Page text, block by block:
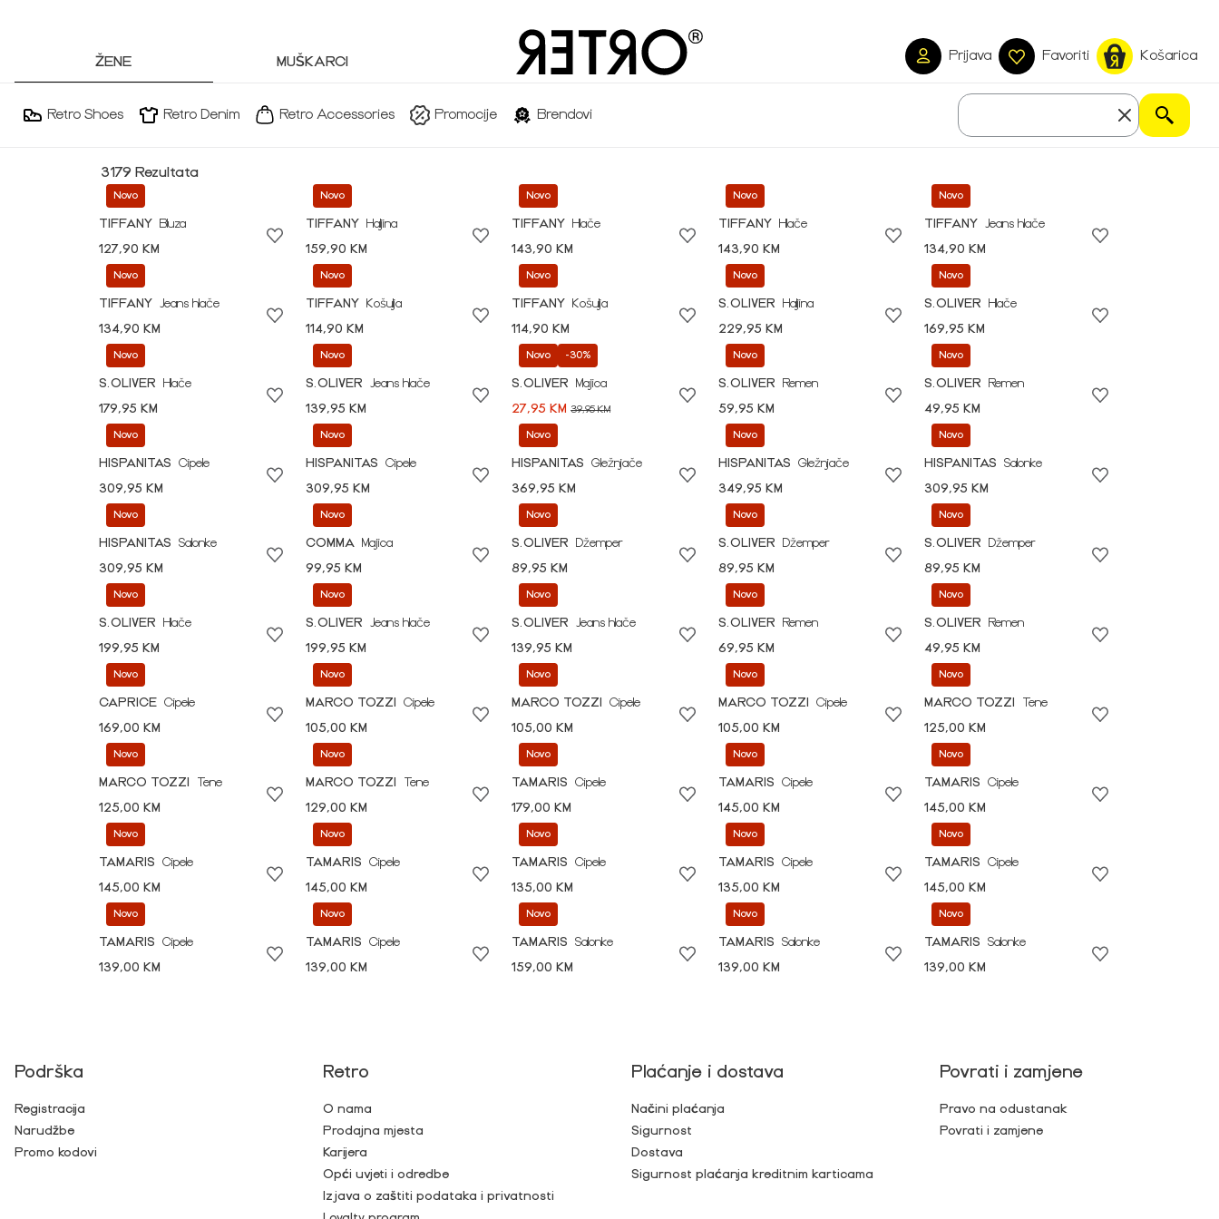
ŽENE MUŠKARCI Prijava Favoriti Košarica
Retro Shoes Retro Denim Retro Accessories Promocije Brendovi
3179 Rezultata
Novo
TIFFANY
Bluza
127,90 KM
Novo
TIFFANY
Haljina
159,90 KM
Novo
TIFFANY
Hlače
143,90 KM
Novo
TIFFANY
Hlače
143,90 KM
Novo
TIFFANY
Jeans hlače
134,90 KM
Novo
TIFFANY
Jeans hlače
134,90 KM
Novo
TIFFANY
Košulja
114,90 KM
Novo
TIFFANY
Košulja
114,90 KM
Novo
S.OLIVER
Haljina
229,95 KM
Novo
S.OLIVER
Hlače
169,95 KM
Novo
S.OLIVER
Hlače
179,95 KM
Novo
S.OLIVER
Jeans hlače
139,95 KM
Novo -30%
S.OLIVER
Majica
27,95 KM39,95 KM
Novo
S.OLIVER
Remen
59,95 KM
Novo
S.OLIVER
Remen
49,95 KM
Novo
HISPANITAS
Cipele
309,95 KM
Novo
HISPANITAS
Cipele
309,95 KM
Novo
HISPANITAS
Gležnjače
369,95 KM
Novo
HISPANITAS
Gležnjače
349,95 KM
Novo
HISPANITAS
Salonke
309,95 KM
Novo
HISPANITAS
Salonke
309,95 KM
Novo
COMMA
Majica
99,95 KM
Novo
S.OLIVER
Džemper
89,95 KM
Novo
S.OLIVER
Džemper
89,95 KM
Novo
S.OLIVER
Džemper
89,95 KM
Novo
S.OLIVER
Hlače
199,95 KM
Novo
S.OLIVER
Jeans hlače
199,95 KM
Novo
S.OLIVER
Jeans hlače
139,95 KM
Novo
S.OLIVER
Remen
69,95 KM
Novo
S.OLIVER
Remen
49,95 KM
Novo
CAPRICE Cipele
169,00 KM
Novo
MARCO TOZZI
Cipele
105,00 KM
Novo
MARCO TOZZI
Cipele
105,00 KM
Novo
MARCO TOZZI
Cipele
105,00 KM
Novo
MARCO TOZZI
Tene
125,00 KM
Novo
MARCO TOZZI
Tene
125,00 KM
Novo
MARCO TOZZI
Tene
129,00 KM
Novo
TAMARIS
Cipele
179,00 KM
Novo
TAMARIS
Cipele
145,00 KM
Novo
TAMARIS
Cipele
145,00 KM
Novo
TAMARIS
Cipele
145,00 KM
Novo
TAMARIS
Cipele
145,00 KM
Novo
TAMARIS
Cipele
135,00 KM
Novo
TAMARIS
Cipele
135,00 KM
Novo
TAMARIS
Cipele
145,00 KM
Novo
TAMARIS
Cipele
139,00 KM
Novo
TAMARIS
Cipele
139,00 KM
Novo
TAMARIS
Salonke
159,00 KM
Novo
TAMARIS
Salonke
139,00 KM
Novo
TAMARIS
Salonke
139,00 KM
Podrška
Registracija
Narudžbe
Promo kodovi
Retro
O nama
Prodajna mjesta
Karijera
Opći uvjeti i odredbe
Izjava o zaštiti podataka i privatnosti
Plaćanje i dostava
Načini plaćanja
Sigurnost
Dostava
Sigurnost plaćanja kreditnim karticama
Povrati i zamjene
Pravo na odustanak
Povrati i zamjene